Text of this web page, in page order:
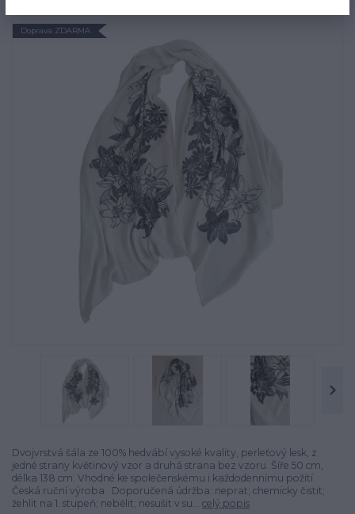
Doprava ZDARMA
Dvojvrstvá šála ze 100% hedvábí vysoké kvality, perleťový lesk, z
jedné strany květinový vzor a druhá strana bez vzoru. Šíře 50 cm,
délka 138 cm. Vhodné ke společenskému i každodennímu požití.
Česká ruční výroba. Doporučená údržba: neprat; chemicky čistit;
žehlit na 1. stupeň; nebělit; nesušit v su... celý popis